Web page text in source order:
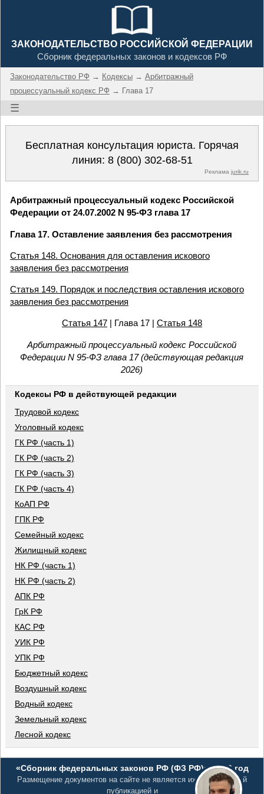
ЗАКОНОДАТЕЛЬСТВО РОССИЙСКОЙ ФЕДЕРАЦИИ
Сборник федеральных законов и кодексов РФ
Законодательство РФ → Кодексы → Арбитражный
процессуальный кодекс РФ → Глава 17
☰
Бесплатная консультация юриста. Горячая
линия: 8 (800) 302-68-51
Реклама jurik.ru
Арбитражный процессуальный кодекс Российской
Федерации от 24.07.2002 N 95-ФЗ глава 17
Глава 17. Оставление заявления без рассмотрения
Статья 148. Основания для оставления искового
заявления без рассмотрения
Статья 149. Порядок и последствия оставления искового
заявления без рассмотрения
Статья 147| Глава 17 | Статья 148
Арбитражный процессуальный кодекс Российской
Федерации N 95-ФЗ глава 17 (действующая редакция
2026)
Кодексы РФ в действующей редакции
Трудовой кодекс
Уголовный кодекс
ГК РФ (часть 1)
ГК РФ (часть 2)
ГК РФ (часть 3)
ГК РФ (часть 4)
КоАП РФ
ГПК РФ
Семейный кодекс
Жилищный кодекс
НК РФ (часть 1)
НК РФ (часть 2)
АПК РФ
ГрК РФ
КАС РФ
УИК РФ
УПК РФ
Бюджетный кодекс
Воздушный кодекс
Водный кодекс
Земельный кодекс
Лесной кодекс
«Сборник федеральных законов РФ (ФЗ РФ)», 2026 год
Размещение документов на сайте не является их официальной
публикацией и